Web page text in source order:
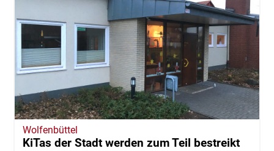
Wolfenbüttel
KiTas der Stadt werden zum Teil bestreikt